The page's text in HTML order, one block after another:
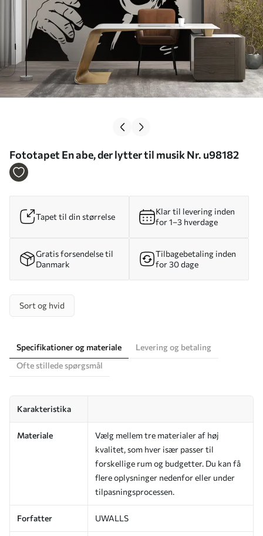
Fototapet En abe, der lytter til musik Nr. u98182
Tapet til din størrelse
Klar til levering inden
for 1–3 hverdage
Gratis forsendelse til
Danmark
Tilbagebetaling inden
for 30 dage
Sort og hvid
Specifikationer og materiale
Levering og betaling
Ofte stillede spørgsmål
Karakteristika
Materiale
Vælg mellem tre materialer af høj
kvalitet, som hver især passer til
forskellige rum og budgetter. Du kan få
flere oplysninger nedenfor eller under
tilpasningsprocessen.
Forfatter UWALLS